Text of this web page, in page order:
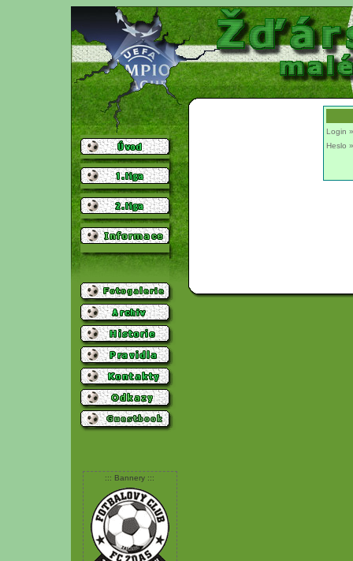
::: Bannery :::
Login
Heslo